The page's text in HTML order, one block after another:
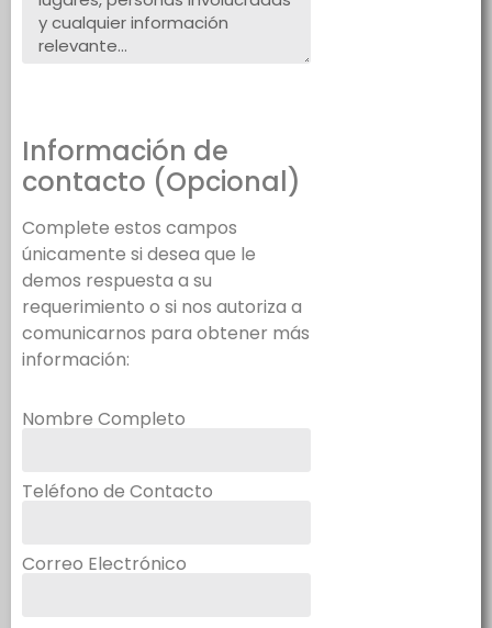
Información de
contacto (Opcional)
Complete estos campos
únicamente si desea que le
demos respuesta a su
requerimiento o si nos autoriza a
comunicarnos para obtener más
información:
Nombre Completo
Teléfono de Contacto
Correo Electrónico